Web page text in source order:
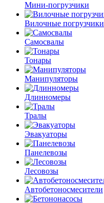
Мини-погрузчики
Вилочные погрузчики
Самосвалы
Тонары
Манипуляторы
Длинномеры
Тралы
Эвакуаторы
Панелевозы
Лесовозы
Автобетоно­смесители